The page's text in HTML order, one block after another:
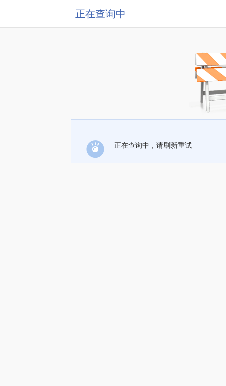
正在查询中
正在查询中，请刷新重试